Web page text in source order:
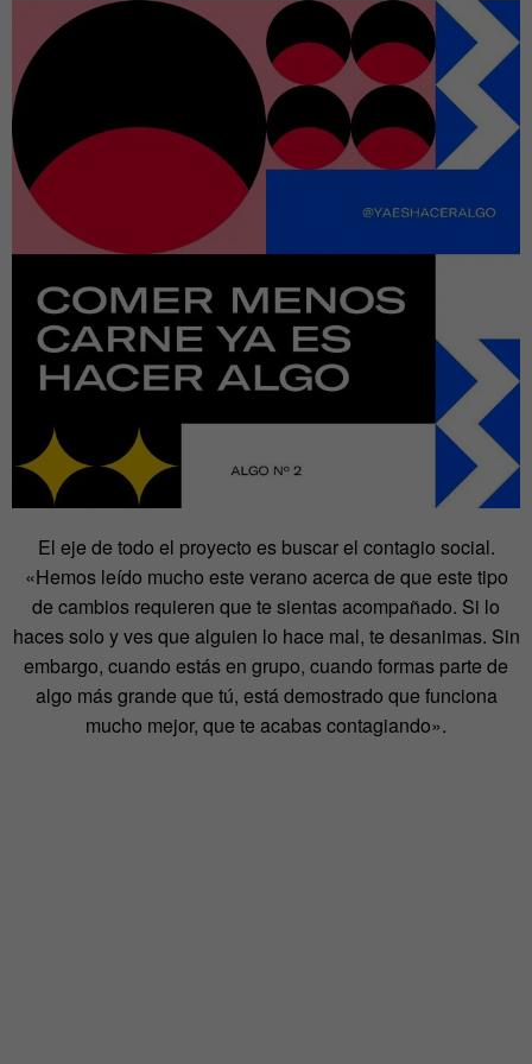
El eje de todo el proyecto es buscar el contagio social.
«Hemos leído mucho este verano acerca de que este tipo
de cambios requieren que te sientas acompañado. Si lo
haces solo y ves que alguien lo hace mal, te desanimas. Sin
embargo, cuando estás en grupo, cuando formas parte de
algo más grande que tú, está demostrado que funciona
mucho mejor, que te acabas contagiando».